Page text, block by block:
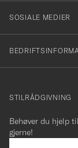
SOSIALE MEDIER
STILRÅDGIVNING
Behøver du hjelp
gjerne!